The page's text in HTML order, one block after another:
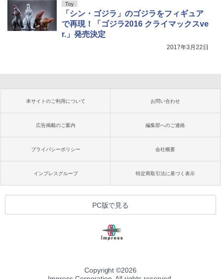
Toy
「シン・ゴジラ」のゴジラをフィギュア
で再現！「ゴジラ2016 クライマックスve
r.」発売決定
2017年3月22日
本サイトのご利用について お問い合わせ
広告掲載のご案内 編集部へのご連絡
プライバシーポリシー 会社概要
インプレスグループ 特定商取引法に基づく表示
PC版で見る
Copyright ©2026